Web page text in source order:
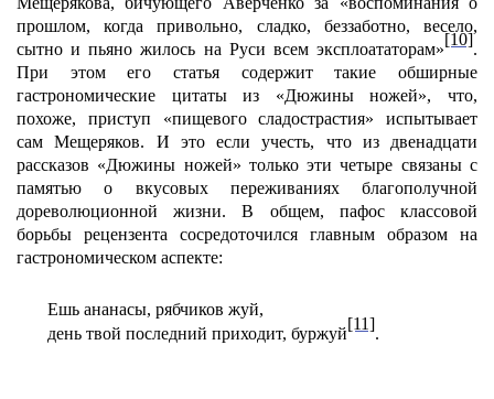
прошлом, когда привольно, сладко, беззаботно, весело,
сытно и пьяно жилось на Руси всем эксплоататорам»
[10]
.
При этом его статья содержит такие обширные
гастрономические цитаты из «Дюжины ножей», что,
похоже, приступ «пищевого сладострастия» испытывает
сам Мещеряков. И это если учесть, что из двенадцати
рассказов «Дюжины ножей» только эти четыре связаны с
памятью о вкусовых переживаниях благополучной
дореволюционной жизни. В общем, пафос классовой
борьбы рецензента сосредоточился главным образом на
гастрономическом аспекте:
Ешь ананасы, рябчиков жуй,
день твой последний приходит, буржуй
[11]
.